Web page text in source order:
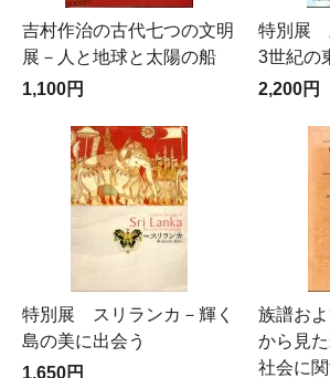
吉村作治の古代七つの文明
展－人と地球と太陽の船
1,100円
特別展
3世紀の
2,200円
特別展 スリランカ－輝く
島の美に出会う
1,650円
族譜お
から見
社会に